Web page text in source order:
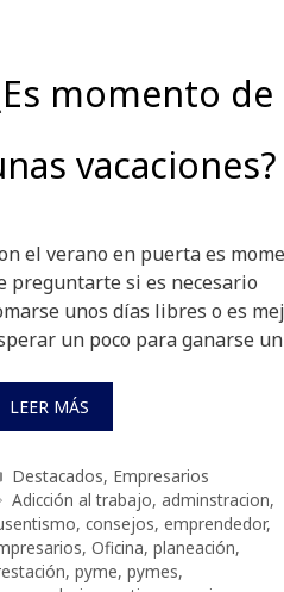
momento de
vacaciones?
el verano en puerta es
preguntarte si es necesario
unos días libres o es
un poco para ganarse
LEER MÁS
Categorías
Destacados, Empresarios
Etiquetas
Adicción al trabajo, adminstracion,
, consejos, emprendedor,
, Oficina, planeación,
, pyme, pymes,